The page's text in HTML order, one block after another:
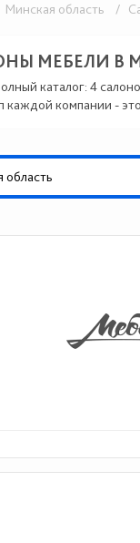
область /
МЕБЕЛИ В
каталог: 4
каждой компании -
область